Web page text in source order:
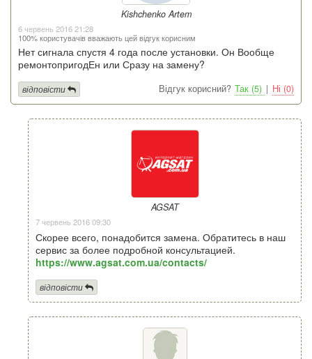
Kishchenko Artem
6 червень 2016 21:28
100% користувачів вважають цей відгук корисним
Нет сигнала спустя 4 года после установки. Он Вообще
ремонтопригодЕн или Сразу на замену?
Відгук корисний? Так (5) | Ні (0)
відповісти
AGSAT
7 червень 2016 09:30
Скорее всего, понадобится замена. Обратитесь в наш
сервис за более подробной консультацией.
https://www.agsat.com.ua/contacts/
відповісти